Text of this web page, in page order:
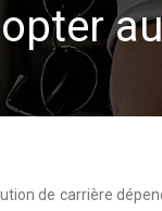
de carrière